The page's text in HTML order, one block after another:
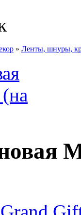
» Ленты, шнуры,